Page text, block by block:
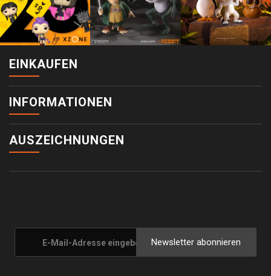
EINKAUFEN
INFORMATIONEN
AUSZEICHNUNGEN
Newsletter abonnieren